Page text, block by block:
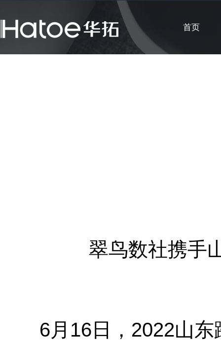
首页
公司新闻 知识课堂
翠鸟数社携手
6月16日，2022山东